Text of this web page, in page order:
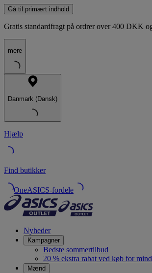
Gå til primært indhold
Gratis standardfragt på ordrer over 400 DKK
mere
Danmark (Dansk)
Hjælp
Find butikker
OneASICS-fordele
Nyheder
Kampagner
Bedste sommertilbud
20 % ekstra rabat ved køb for
Mænd